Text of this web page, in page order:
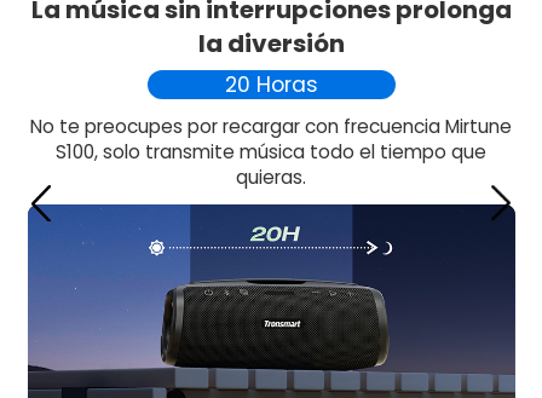
La música sin interrupciones prolonga
la diversión
20 Horas
No te preocupes por recargar con frecuencia Mirtune
S100,solo transmite música todo el tiempo que
quieras.